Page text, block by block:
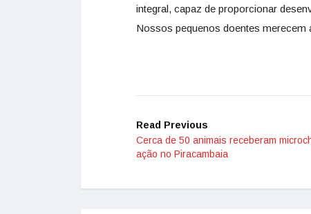
integral, capaz de proporcionar
Nossos pequenos doentes merecem
Read Previous
Cerca de 50 animais receberam
ação no Piracambaia